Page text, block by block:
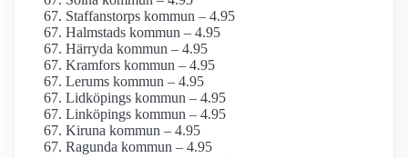
Staffanstorps kommun – 4.95
Halmstads kommun – 4.95
Härryda kommun – 4.95
Kramfors kommun – 4.95
Lerums kommun – 4.95
Lidköpings kommun – 4.95
Linköpings kommun – 4.95
Kiruna kommun – 4.95
Ragunda kommun – 4.95